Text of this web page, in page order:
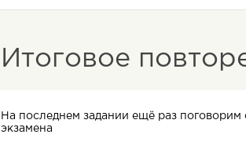
Итоговое
На последнем задании ещё раз
экзамена